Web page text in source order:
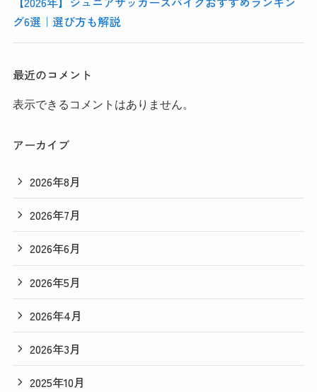
グ6選｜選び方も解説
最近のコメント
表示できるコメントはありません。
アーカイブ
2026年8月
2026年7月
2026年6月
2026年5月
2026年4月
2026年3月
2025年10月